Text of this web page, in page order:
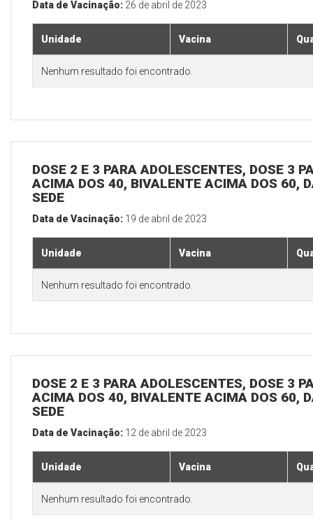
Data de Vacinação: 26 de abril de 2023
Unidade Vacina
Nenhum resultado foi encontrado.
DOSE 2 E 3 PARA ADOLESCENTES, DOSE 3
ACIMA DOS 40, BIVALENTE ACIMA DOS 60,
SEDE
Data de Vacinação: 19 de abril de 2023
Unidade Vacina
Nenhum resultado foi encontrado.
DOSE 2 E 3 PARA ADOLESCENTES, DOSE 3
ACIMA DOS 40, BIVALENTE ACIMA DOS 60,
SEDE
Data de Vacinação: 12 de abril de 2023
Unidade Vacina
Nenhum resultado foi encontrado.